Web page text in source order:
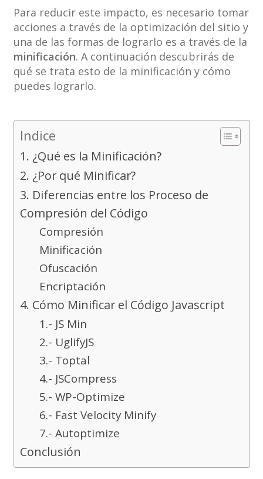
Para reducir este impacto, es necesario tomar
acciones a través de la optimización del sitio y
una de las formas de lograrlo es a través de la
minificación. A continuación descubrirás de
qué se trata esto de la minificación y cómo
puedes lograrlo.
Indice
1. ¿Qué es la Minificación?
2. ¿Por qué Minificar?
3. Diferencias entre los Proceso de
Compresión del Código
Compresión
Minificación
Ofuscación
Encriptación
4. Cómo Minificar el Código Javascript
1.- JS Min
2.- UglifyJS
3.- Toptal
4.- JSCompress
5.- WP-Optimize
6.- Fast Velocity Minify
7.- Autoptimize
Conclusión